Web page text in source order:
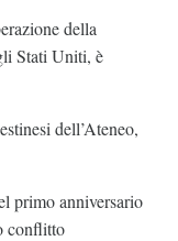
della
Stati Uniti, è
dell’Ateneo,
primo anniversario
conflitto